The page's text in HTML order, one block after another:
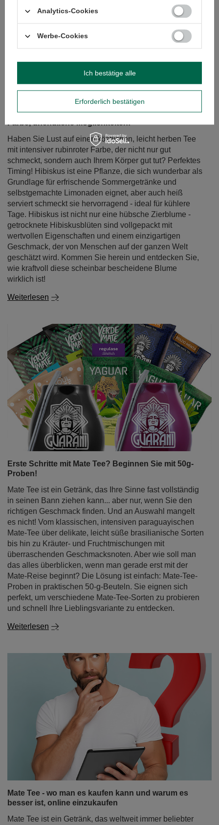
Hibiskustee - spritziger Geschmack, leuchtende
Farbe, unendliche Möglichkeiten!
Haben Sie Lust auf einen köstlichen, leicht herben Tee
mit intensiver rubinroter Farbe, der nicht nur gut
schmeckt, sondern auch Ihrem Körper gut tut? Perfektes
Timing! Hibiskus ist eine Pflanze, die sich wunderbar als
Grundlage für erfrischende Sommergetränke und
selbstgemachte Limonaden eignet, aber auch heiß
serviert schmeckt sie hervorragend - ideal für kühlere
Tage. Hibiskus ist nicht nur eine hübsche Zierblume -
getrocknete Hibiskusblüten sind vollgepackt mit
wertvollen Eigenschaften und einem einzigartigen
Geschmack, der von Menschen auf der ganzen Welt
geschätzt wird. Kommen Sie herein und entdecken Sie,
wie kraftvoll diese scheinbar bescheidene Blume
wirklich ist!
Weiterlesen
Erste Schritte mit Mate Tee? Beginnen Sie mit 50g-
Proben!
Mate Tee ist ein Getränk, das Ihre Sinne fast vollständig
in seinen Bann ziehen kann... aber nur, wenn Sie den
richtigen Geschmack finden. Und an Auswahl mangelt
es nicht! Vom klassischen, intensiven paraguayischen
Mate-Tee über delikate, leicht süße brasilianische Sorten
bis hin zu Kräuter- und Fruchtmischungen mit
überraschenden Geschmacksnoten. Aber wie soll man
das alles überblicken, wenn man gerade erst mit der
Mate-Reise beginnt? Die Lösung ist einfach: Mate-Tee-
Proben in praktischen 50-g-Beuteln. Sie eignen sich
perfekt, um verschiedene Mate-Tee-Sorten zu probieren
und schnell Ihre Lieblingsvariante zu entdecken.
Weiterlesen
Mate Tee - wo man es kaufen kann und warum es
besser ist, online einzukaufen
Mate Tee ist ein Getränk, das weltweit immer beliebter
Analytics-Cookies
Werbe-Cookies
Erforderlich bestätigen
Ich bestätige alle